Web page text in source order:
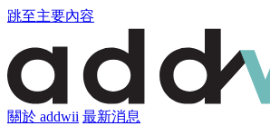
跳至主要內容
關於 addwii 最新消息